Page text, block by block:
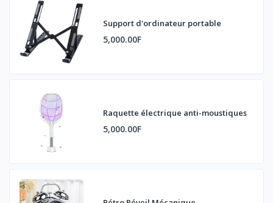
Support d'ordinateur portable
5,000.00F
Raquette électrique anti-moustiques
5,000.00F